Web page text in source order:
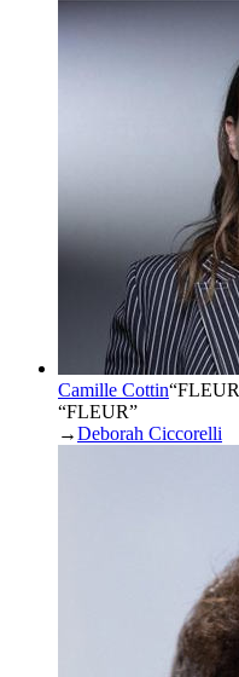
Camille Cottin“FLEUR
“FLEUR”
→Deborah Ciccorelli